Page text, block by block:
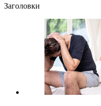
Заголовки